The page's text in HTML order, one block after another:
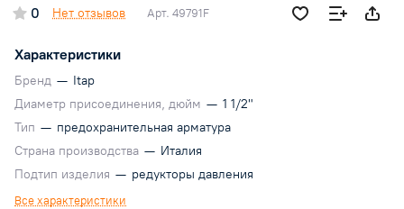
0 Нет отзывов Арт. 49791F
Характеристики
Бренд — Itap
Диаметр присоединения, дюйм — 1 1/2"
Тип — предохранительная арматура
Страна производства — Италия
Подтип изделия — редукторы давления
Все характеристики